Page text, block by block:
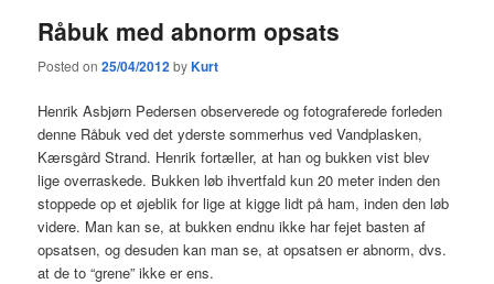
Råbuk med abnorm opsats
Posted on25/04/2012byKurt
Henrik Asbjørn Pedersen observerede og fotograferede forleden
denne Råbuk ved det yderste sommerhus ved Vandplasken,
Kærsgård Strand. Henrik fortæller, at han og bukken vist blev
lige overraskede. Bukken løb ihvertfald kun 20 meter inden den
stoppede op et øjeblik for lige at kigge lidt på ham, inden den løb
videre. Man kan se, at bukken endnu ikke har fejet basten af
opsatsen, og desuden kan man se, at opsatsen er abnorm, dvs.
at de to “grene” ikke er ens.